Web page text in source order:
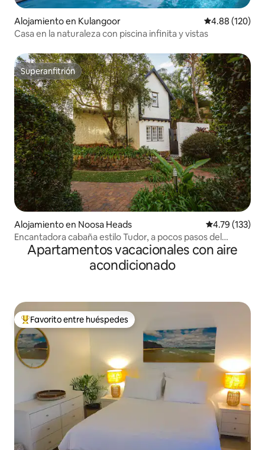
Alojamiento en Kulangoor Calificación
4.88 (120)
Casa en la naturaleza con piscina infinita y vistas
Superanfitrión
Superanfitrión
Alojamiento en Noosa Heads Calificación
4.79 (133)
Encantadora cabaña estilo Tudor, a pocos pasos del
parque nacional
Apartamentos vacacionales con aire
acondicionado
Favorito entre huéspedes preferido
Favorito entre huéspedes